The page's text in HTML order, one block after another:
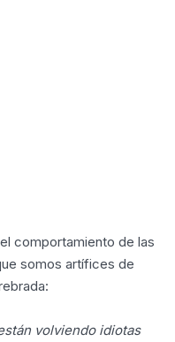
comportamiento de las
somos artífices de
volviendo idiotas